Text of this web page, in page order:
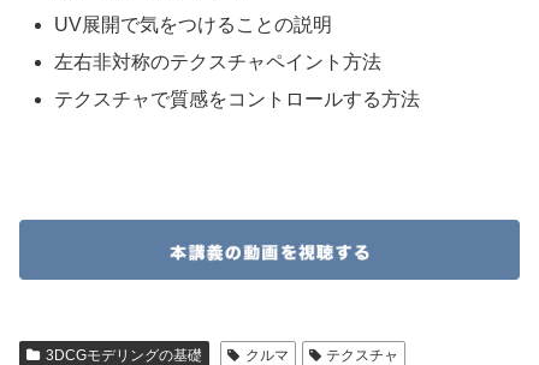
UV展開で気をつけることの説明
左右非対称のテクスチャペイント方法
テクスチャで質感をコントロールする方法
3DCGモデリングの基礎 クルマ テクスチャ